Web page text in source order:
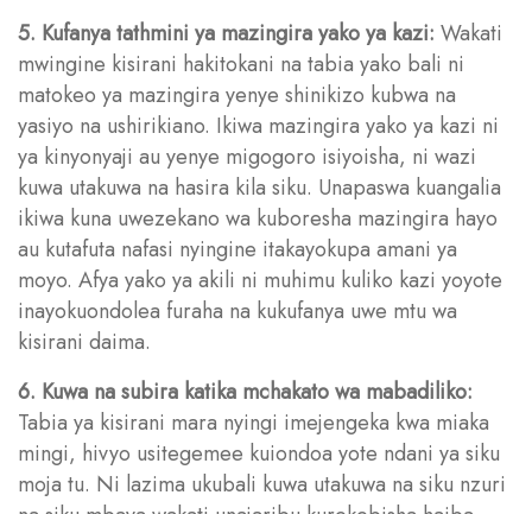
5. Kufanya tathmini ya mazingira yako ya kazi: Wakati
mwingine kisirani hakitokani na tabia yako bali ni
matokeo ya mazingira yenye shinikizo kubwa na
yasiyo na ushirikiano. Ikiwa mazingira yako ya kazi ni
ya kinyonyaji au yenye migogoro isiyoisha, ni wazi
kuwa utakuwa na hasira kila siku. Unapaswa kuangalia
ikiwa kuna uwezekano wa kuboresha mazingira hayo
au kutafuta nafasi nyingine itakayokupa amani ya
moyo. Afya yako ya akili ni muhimu kuliko kazi yoyote
inayokuondolea furaha na kukufanya uwe mtu wa
kisirani daima.
6. Kuwa na subira katika mchakato wa mabadiliko:
Tabia ya kisirani mara nyingi imejengeka kwa miaka
mingi, hivyo usitegemee kuiondoa yote ndani ya siku
moja tu. Ni lazima ukubali kuwa utakuwa na siku nzuri